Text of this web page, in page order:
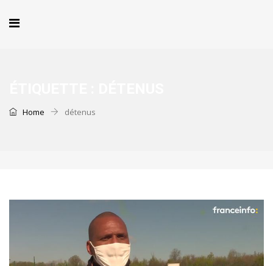
Home détenus